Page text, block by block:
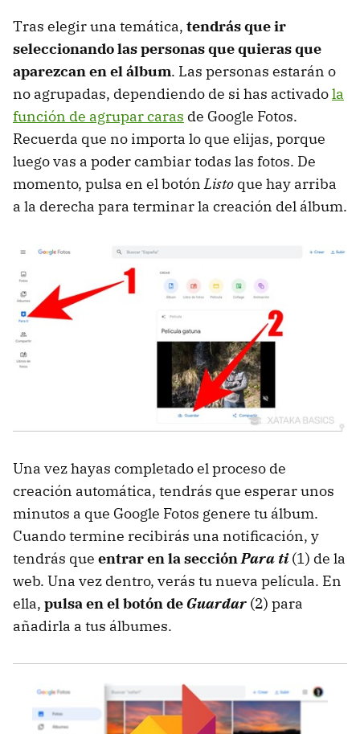
Tras elegir una temática, tendrás que ir
seleccionando las personas que quieras que
aparezcan en el álbum. Las personas estarán o
no agrupadas, dependiendo de si has activadola
función de agrupar caras de Google Fotos.
Recuerda que no importa lo que elijas, porque
luego vas a poder cambiar todas las fotos. De
momento, pulsa en el botónListo que hay arriba
a la derecha para terminar la creación del álbum.
Una vez hayas completado el proceso de
creación automática, tendrás que esperar unos
minutos a que Google Fotos genere tu álbum.
Cuando termine recibirás una notificación, y
tendrás que entrar en la secciónPara ti(1) de la
web. Una vez dentro, verás tu nueva película. En
ella, pulsa en el botón deGuardar (2) para
añadirla a tus álbumes.